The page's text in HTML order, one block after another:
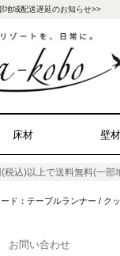
地域配送遅延のお知らせ>>
床材 壁材
込)以上で送料無料(一部
ド： テーブルランナー / ク
お問い合わせ